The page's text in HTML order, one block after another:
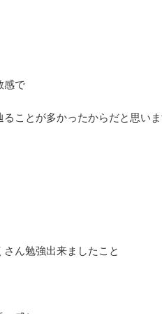
感で
ることが多かったからだと思い
ん勉強出来ましたこと